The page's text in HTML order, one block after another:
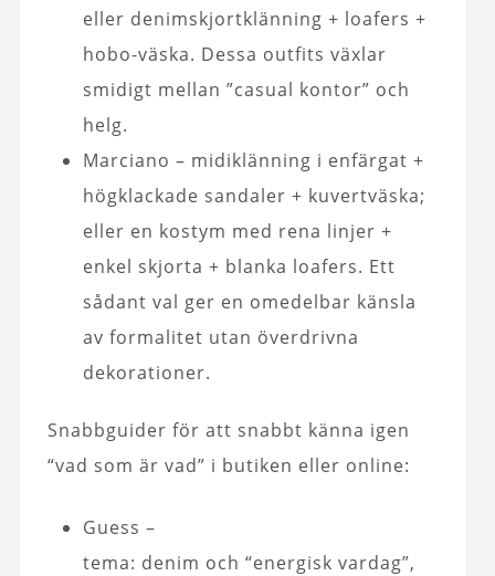
eller denimskjortklänning + loafers +
hobo-väska. Dessa outfits växlar
smidigt mellan ”casual kontor” och
helg.
Marciano – midiklänning i enfärgat +
högklackade sandaler + kuvertväska;
eller en kostym med rena linjer +
enkel skjorta + blanka loafers. Ett
sådant val ger en omedelbar känsla
av formalitet utan överdrivna
dekorationer.
Snabbguider för att snabbt känna igen
“vad som är vad” i butiken eller online:
Guess –
tema: denim och “energisk vardag”,